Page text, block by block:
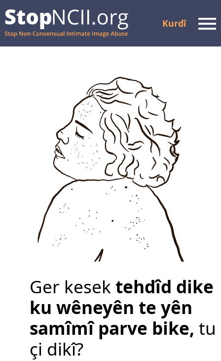
Kurdî
Çawa Kar Dike
Pirsên Pir tên Pirsîn
Doza xwe biafirîne
Ger kesektehdîd dike
ku wêneyên te yên
samîmî parve bike, tu
çi dikî?